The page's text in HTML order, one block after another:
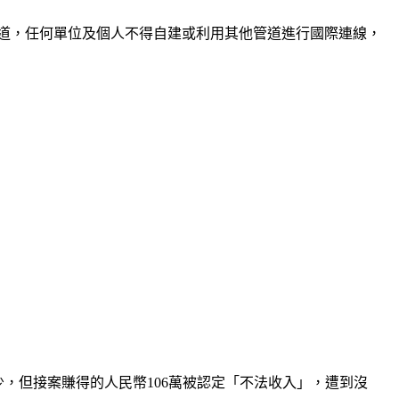
任何單位及個人不得自建或利用其他管道進行國際連線，
但接案賺得的人民幣106萬被認定「不法收入」，遭到沒